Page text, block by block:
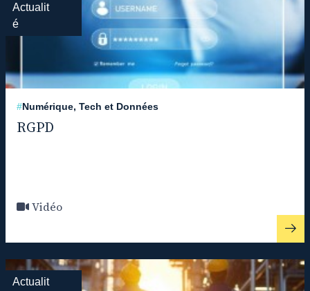
Actualit
é
#Numérique, Tech et Données
RGPD
Vidéo
Actualit